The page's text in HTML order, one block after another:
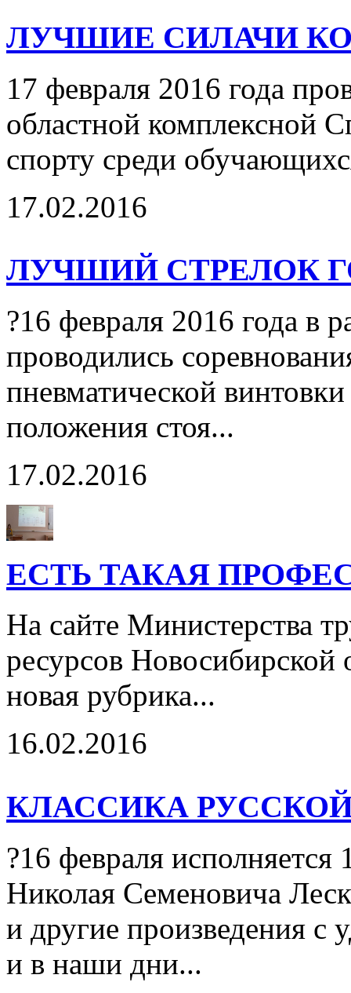
ЛУЧШИЕ СИЛАЧИ
17 февраля 2016 года
областной комплексной
спорту среди
17.02.2016
ЛУЧШИЙ СТРЕЛОК
?16 февраля 2016 года в
проводились
пневматической
положения стоя...
17.02.2016
ЕСТЬ ТАКАЯ
На сайте Министерства
ресурсов Новосибирской
новая рубрика...
16.02.2016
КЛАССИКА
?16 февраля
Николая Семеновича
и другие произведения с
и в наши дни...